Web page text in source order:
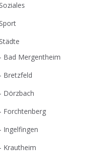
Soziales
Sport
Städte
Bad Mergentheim
Bretzfeld
Dörzbach
Forchtenberg
Ingelfingen
Krautheim